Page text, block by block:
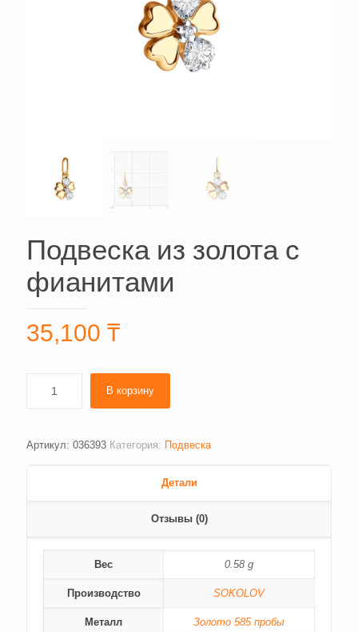
Подвеска из золота с
фианитами
35,100 ₸
В корзину
Артикул: 036393 Категория: Подвеска
Детали
Отзывы (0)
Вес 0.58 g
Производство SOKOLOV
Металл Золото 585 пробы